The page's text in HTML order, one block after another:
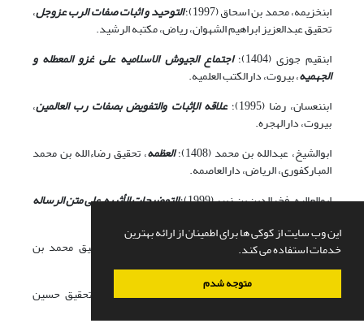
این وب سایت از کوکی ها برای اطمینان از ارائه بهترین
خدمات استفاده می کند.
متوجه شدم
ابن‏خزیمه، محمد بن اسحاق (1997)؛
التوحید و اثبات صفات الرب عزوجل،
تحقیق عبدالعزیز ابراهیم الشهوان، ریاض، مکتبه الرشید.
ابن‏قیم جوزی (1404)؛
اجتماع الجیوش الاسلامیه علی غزو المعطله و
الجهمیه، بیروت، دارالکتب العلمیه.
ابن‏نعسان، رضا (1995)؛
علاقه الإثبات والتفویض بصفات رب العالمین،
بیروت، دارالهجره.
ابوالشیخ، عبدالله بن محمد (1408)؛
العظمه، تحقیق رضاءالله بن محمد
المبارکفوری، الریاض، دارالعاصمه.
ابوالعالیه، فخرالدین بن زبیر (1999)؛
التوضیحات الأثریه علی متن الرساله
الاسماعیلی، ابی بکر (1412)؛
، تحقیق محمد بن
عبدالرحمن الخمیس ریاض، دارالعاصمه.
الاشعری، ابوالحسن (1379)؛
الابانه عن اصول الدیانه ، تحقیق حسین